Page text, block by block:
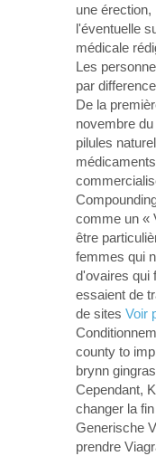
une
l'éventuelle
médicale
Les
par
De la
novembre
pilules
comme un «
être
femmes qui
d'ovaires qui
essaient de
de sites Voir
county to
brynn
Cependant,
changer la
Generische
prendre